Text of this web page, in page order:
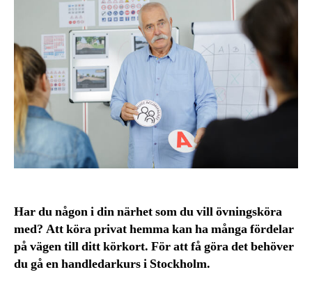
Har du någon i din närhet som du vill övningsköra
med? Att köra privat hemma kan ha många fördelar
på vägen till ditt körkort. För att få göra det behöver
du gå en handledarkurs i Stockholm.